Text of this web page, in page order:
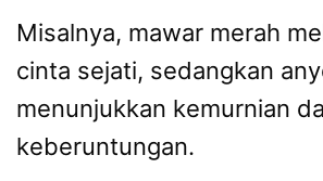
Misalnya, mawar merah
cinta sejati, sedangkan
menunjukkan kemurnian
keberuntungan.